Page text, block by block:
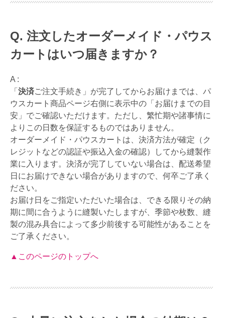
注文したオーダーメイド・パウス
カートはいつ届きますか？
A :
「 決済ご注文手続き」が完了してからお届けまでは、パ
ウスカート商品ページ右側に表示中の「お届けまでの目
安」でご確認いただけます。ただし、繁忙期や諸事情に
よりこの日数を保証するものではありません。
オーダーメイド・パウスカートは、決済方法が確定（ク
レジットなどの認証や振込入金の確認）してから縫製作
業に入ります。決済が完了していない場合は、配送希望
日にお届けできない場合がありますので、何卒ご了承く
ださい。
お届け日をご指定いただいた場合は、できる限りその納
期に間に合うように縫製いたしますが、季節や枚数、縫
製の混み具合によって多少前後する可能性があることを
ご了承ください。
▲このページのトップへ